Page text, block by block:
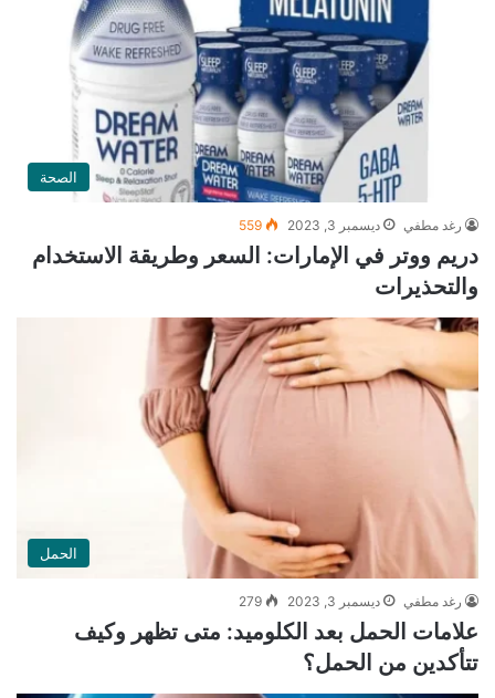
الصحة
رغد مطفي ديسمبر 3, 2023 559
دريم ووتر في الإمارات: السعر وطريقة الاستخدام
والتحذيرات
الحمل
رغد مطفي ديسمبر 3, 2023 279
علامات الحمل بعد الكلوميد: متى تظهر وكيف
تتأكدين من الحمل؟